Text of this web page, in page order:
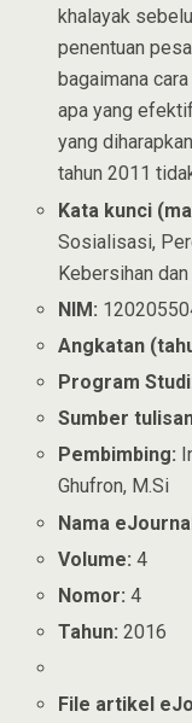
khalayak
penentuan
bagaimana
apa yang
yang
tahun 2011
Kata kunci
Sosialisasi,
Kebersihan
NIM:
Angkatan
Program
Sumber
Pembimbing:
Ghufron, M.Si
Nama
Volume: 4
Nomor: 4
Tahun: 2016
File artikel